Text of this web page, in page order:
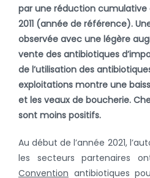
par une réduction cumulative
2011 (année de référence).
observée avec une légère
vente des antibiotiques
de l’utilisation des
exploitations montre une
et les veaux de boucherie.
sont moins positifs.
Au début de l’année 2021,
les secteurs partenaires
Convention antibiotiques